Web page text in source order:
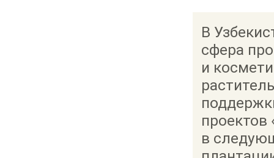
В
сфера
и
проектов
в